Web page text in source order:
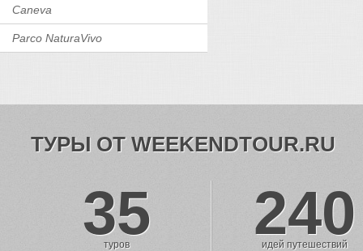
Caneva
Parco NaturaVivo
ТУРЫ ОТ WEEKENDTOUR.RU
35
туров 240
идей путешествий